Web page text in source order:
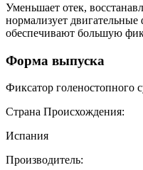
Уменьшает отек,
нормализует
обеспечивают большую
Форма выпуска
Фиксатор голеностопного
Страна Происхождения:
Испания
Производитель: